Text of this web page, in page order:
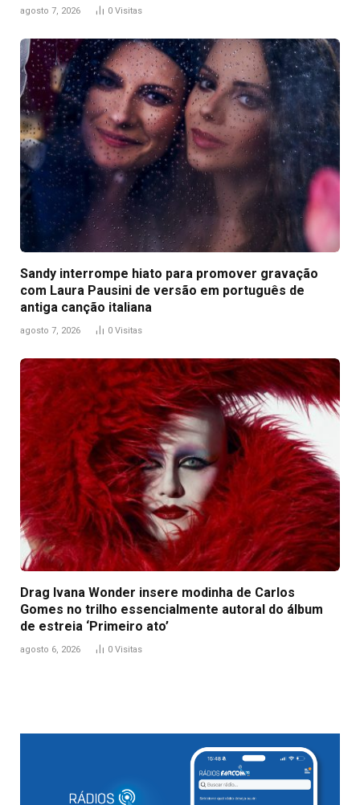
agosto 7, 2026 0 Visitas
Sandy interrompe hiato para promover gravação
com Laura Pausini de versão em português de
antiga canção italiana
agosto 7, 2026 0 Visitas
Drag Ivana Wonder insere modinha de Carlos
Gomes no trilho essencialmente autoral do álbum
de estreia ‘Primeiro ato’
agosto 6, 2026 0 Visitas